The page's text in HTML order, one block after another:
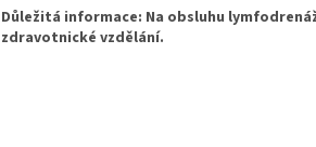
Důležitá informace: Na obsluhu
zdravotnické vzdělání.